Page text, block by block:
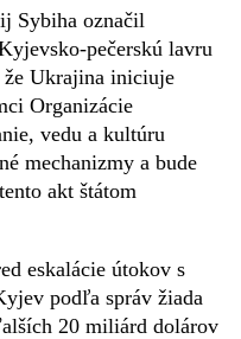
Sybiha označil
pečerskú lavru
že Ukrajina iniciuje
Organizácie
vedu a kultúru
mechanizmy a bude
akt štátom
eskalácie útokov s
podľa správ žiada
20 miliárd dolárov